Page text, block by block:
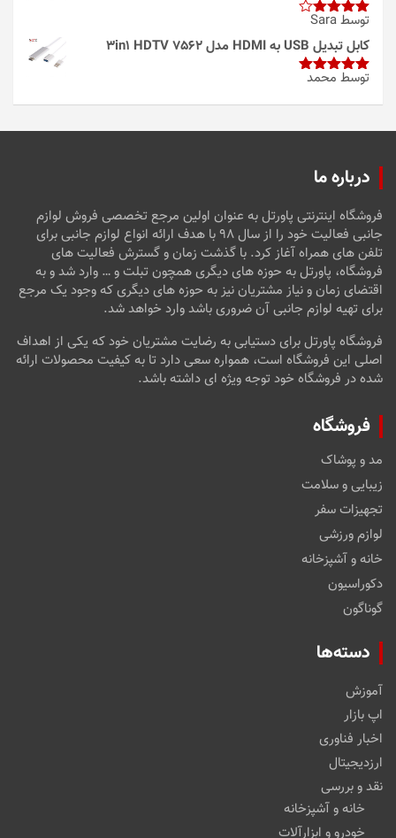
امتیاز4
از 5
توسط Sara
کابل تبدیل USB به HDMI مدل 3in1 HDTV 7562
امتیاز5از
توسط محمد
درباره ما
فروشگاه اینترنتی پاورتل به عنوان اولین مرجع تخصصی فروش لوازم
جانبی فعالیت خود را از سال ۹۸ با هدف ارائه انواع لوازم جانبی برای
تلفن های همراه آغاز کرد. با گذشت زمان و گسترش فعالیت های
فروشگاه، پاورتل به حوزه های دیگری همچون تبلت و … وارد شد و به
اقتضای زمان و نیاز مشتریان نیز به حوزه های دیگری که وجود یک مرجع
برای تهیه لوازم جانبی آن ضروری باشد وارد خواهد شد.
فروشگاه پاورتل برای دستیابی به رضایت مشتریان خود که یکی از اهداف
اصلی این فروشگاه است، همواره سعی دارد تا به کیفیت محصولات ارائه
شده در فروشگاه خود توجه ویژه ای داشته باشد.
فروشگاه
مد و پوشاک
زیبایی و سلامت
تجهیزات سفر
لوازم ورزشی
خانه و آشپزخانه
دکوراسیون
گوناگون
دسته‌ها
آموزش
اپ بازار
اخبار فناوری
ارزدیجیتال
نقد و بررسی
خانه و آشپزخانه
خودرو و ابزارآلات